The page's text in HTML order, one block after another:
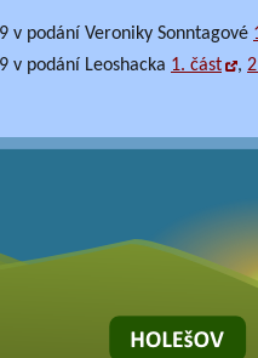
v podání Veroniky Sonntagové
v podání Leoshacka 1. část ,